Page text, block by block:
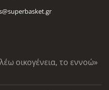
οικογένεια, το εννοώ»